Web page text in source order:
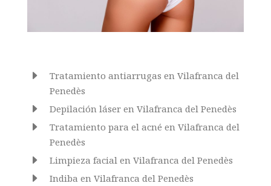
E
Tratamiento antiarrugas en Vilafranca del
Penedès
E Depilación láser en Vilafranca del Penedès
E
Tratamiento para el acné en Vilafranca del
Penedès
E Limpieza facial en Vilafranca del Penedès
E Indiba en Vilafranca del Penedès